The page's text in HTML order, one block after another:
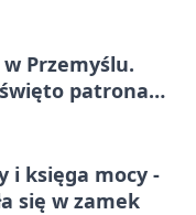
Przemyślu.
patrona
i księga mocy -
się w zamek